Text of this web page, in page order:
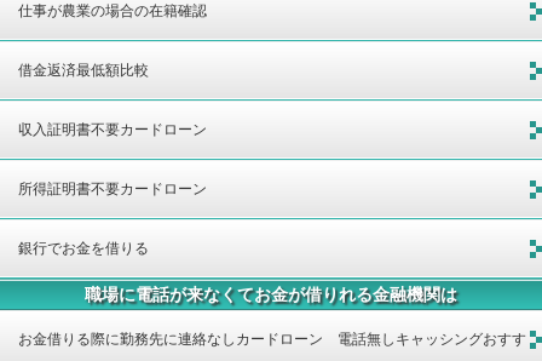
仕事が農業の場合の在籍確認
借金返済最低額比較
収入証明書不要カードローン
所得証明書不要カードローン
銀行でお金を借りる
職場に電話が来なくてお金が借りれる金融機関は
お金借りる際に勤務先に連絡なしカードローン 電話無しキャッシングおすす